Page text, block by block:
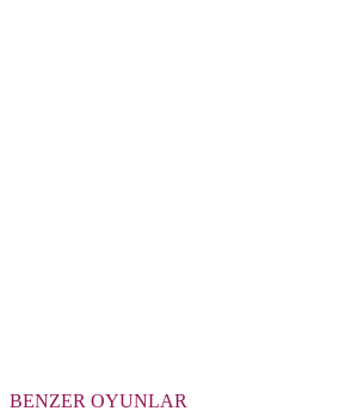
BENZER OYUNLAR